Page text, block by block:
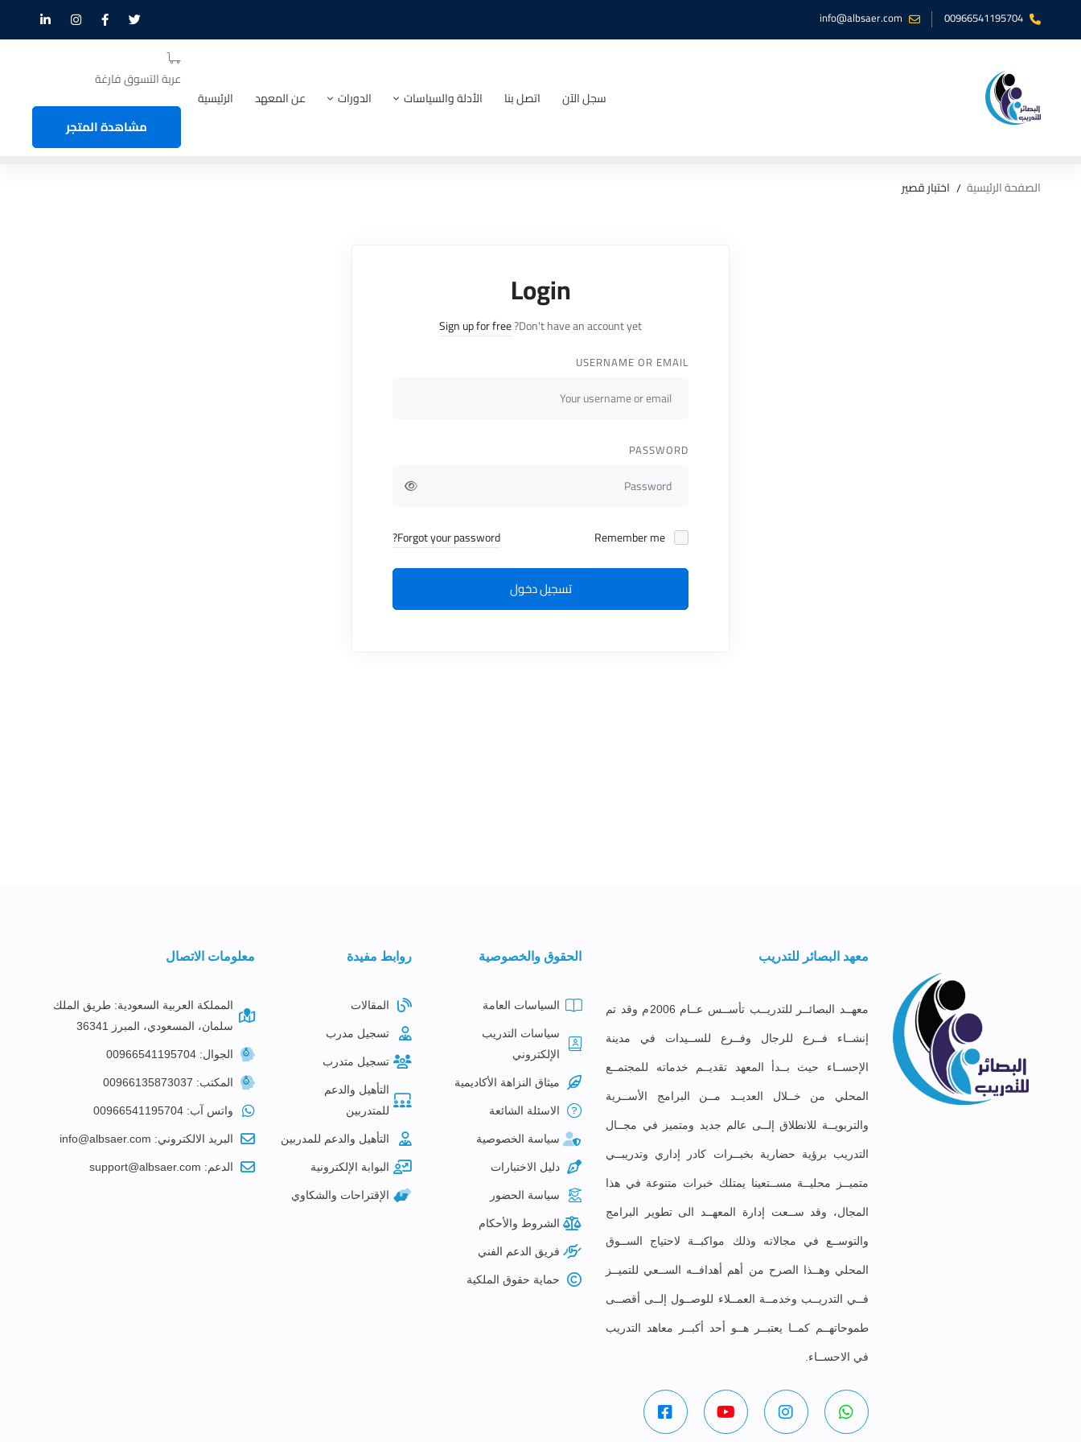
00966541195704
info@albsaer.com
سجل الآن اتصل بنا الأدلة والسياسات الدورات عن المعهد الرئيسية
عربة التسوق فارغة
مشاهدة المتجر
الصفحة الرئيسية اختبار قصير
Login
Don't have an account yet?
Sign up for free
USERNAME OR EMAIL
PASSWORD
Forgot your password?
تسجيل دخول
معهد البصائر للتدريب
معهــد البصائــر للتدريــب تأســس عــام 2006م وقد تم
إنشــاء فــرع للرجال وفــرع للســيدات في مدينة
الإحســاء حيث بــدأ المعهد تقديــم خدماته للمجتمــع
المحلي من خــلال العديــد مــن البرامج الأســرية
والتربويــة للانطلاق إلــى عالم جديد ومتميز في مجــال
التدريب برؤية حضارية بخبــرات كادر إداري وتدريبــي
متميــز محليــة مســتعينا يمتلك خبرات متنوعة في هذا
المجال، وقد ســعت إدارة المعهــد الى تطوير البرامج
والتوســع في مجالاته وذلك مواكبــة لاحتياج الســوق
المحلي وهــذا الصرح من أهم أهدافــه الســعي للتميــز
فــي التدريــب وخدمــة العمــلاء للوصــول إلــى أقصــى
طموحاتهــم كمــا يعتبــر هــو أحد أكبــر معاهد التدريب
في الاحســاء.
الحقوق والخصوصية
السياسات العامة
سياسات التدريب
الإلكتروني
ميثاق النزاهة الأكاديمية
الاسئلة الشائعة
سياسة الخصوصية
دليل الاختبارات
سياسة الحضور
الشروط والأحكام
فريق الدعم الفني
حماية حقوق الملكية
روابط مفيدة
المقالات
تسجيل مدرب
تسجيل متدرب
التأهيل والدعم
للمتدربين
التأهيل والدعم للمدربين
البوابة الإلكترونية
الإقتراحات والشكاوي
معلومات الاتصال
المملكة العربية السعودية: طريق الملك
سلمان، المسعودي، المبرز 36341
الجوال: 00966541195704
المكتب: 00966135873037
واتس آب: 00966541195704
البريد الالكتروني: info@albsaer.com
الدعم: support@albsaer.com